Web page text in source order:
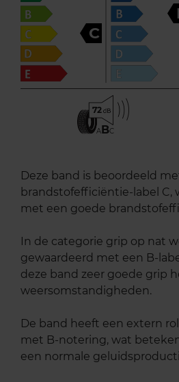
C
72
ABC
Deze band is beoordeeld
brandstofefficiëntie-label C,
met een goede
In de categorie grip op nat
gewaardeerd met een B-
deze band zeer goede grip
weersomstandigheden.
De band heeft een extern
met B-notering, wat
een normale